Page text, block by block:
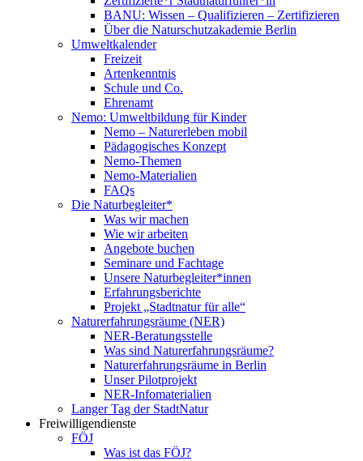
BANU: Wissen – Qualifizieren – Zertifizieren
Über die Naturschutzakademie Berlin
Umweltkalender
Freizeit
Artenkenntnis
Schule und Co.
Ehrenamt
Nemo: Umweltbildung für Kinder
Nemo – Naturerleben mobil
Pädagogisches Konzept
Nemo-Themen
Nemo-Materialien
FAQs
Die Naturbegleiter*
Was wir machen
Wie wir arbeiten
Angebote buchen
Seminare und Fachtage
Unsere Naturbegleiter*innen
Erfahrungsberichte
Projekt „Stadtnatur für alle“
Naturerfahrungsräume (NER)
NER-Beratungsstelle
Was sind Naturerfahrungsräume?
Naturerfahrungsräume in Berlin
Unser Pilotprojekt
NER-Infomaterialien
Langer Tag der StadtNatur
Freiwilligendienste
FÖJ
Was ist das FÖJ?